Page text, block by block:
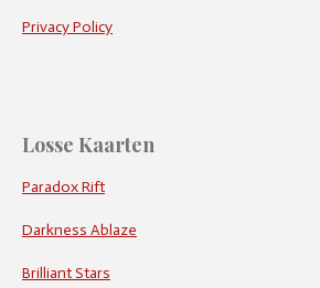
Privacy Policy
Losse Kaarten
Paradox Rift
Darkness Ablaze
Brilliant Stars